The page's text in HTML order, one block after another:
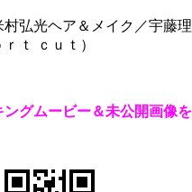
弘光ヘア＆メイク／宇藤理
ｔ ｃｕｔ）
グムービー＆未公開画像を